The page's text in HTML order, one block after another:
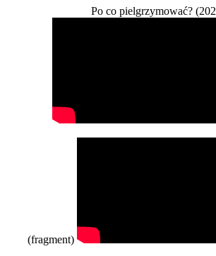
Po co pielgrzymować?
(fragment)